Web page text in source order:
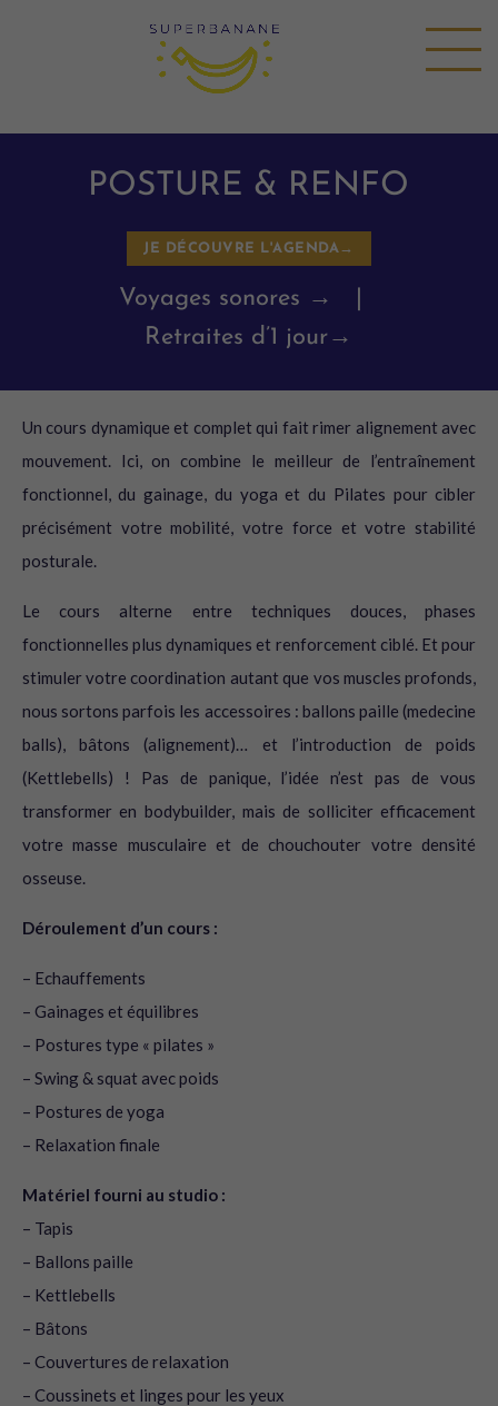
POSTURE & RENFO
JE DÉCOUVRE L'AGENDA→
Voyages sonores →
Retraites d’1 jour→
Un cours dynamique et complet qui fait rimer alignement avec
mouvement. Ici, on combine le meilleur de l’entraînement
fonctionnel, du gainage, du yoga et du Pilates pour cibler
précisément votre mobilité, votre force et votre stabilité
posturale.
Le cours alterne entre techniques douces, phases
fonctionnelles plus dynamiques et renforcement ciblé. Et pour
stimuler votre coordination autant que vos muscles profonds,
nous sortons parfois les accessoires : ballons paille (medecine
balls), bâtons (alignement)… et l’introduction de poids
(Kettlebells) ! Pas de panique, l’idée n’est pas de vous
transformer en bodybuilder, mais de solliciter efficacement
votre masse musculaire et de chouchouter votre densité
osseuse.
Déroulement d’un cours :
– Echauffements
– Gainages et équilibres
– Postures type « pilates »
– Swing & squat avec poids
– Postures de yoga
– Relaxation finale
Matériel fourni au studio :
– Tapis
– Ballons paille
– Kettlebells
– Bâtons
– Couvertures de relaxation
– Coussinets et linges pour les yeux